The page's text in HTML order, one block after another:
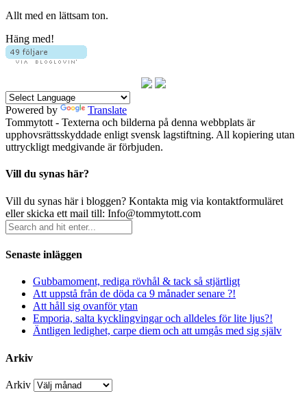
Allt med en lättsam ton.
Häng med!
Powered by
Translate
Tommytott - Texterna och bilderna på denna webbplats är
upphovsrättsskyddade enligt svensk lagstiftning. All kopiering utan
uttryckligt medgivande är förbjuden.
Vill du synas här?
Vill du synas här i bloggen? Kontakta mig via kontaktformuläret
eller skicka ett mail till: Info@tommytott.com
Senaste inläggen
Gubbamoment, rediga rövhål & tack så stjärtligt
Att uppstå från de döda ca 9 månader senare ?!
Att håll sig ovanför ytan
Emporia, salta kycklingvingar och alldeles för lite ljus?!
Äntligen ledighet, carpe diem och att umgås med sig själv
Arkiv
Arkiv